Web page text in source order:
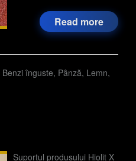
Read more
Benzi înguste, Pânză, Lemn,
Suportul produsului Hiolit X